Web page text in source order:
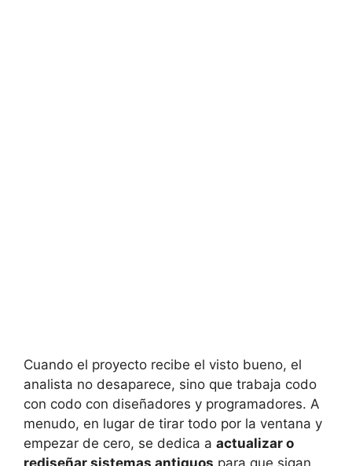
Cuando el proyecto recibe el visto bueno, el
analista no desaparece, sino que trabaja codo
con codo con diseñadores y programadores. A
menudo, en lugar de tirar todo por la ventana y
empezar de cero, se dedica a actualizar o
rediseñar sistemas antiguos para que sigan